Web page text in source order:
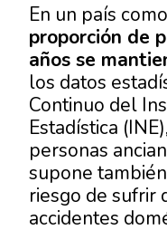
En un país
proporción de
años se
los datos
Continuo del
Estadística
personas
supone
riesgo de sufrir
accidentes